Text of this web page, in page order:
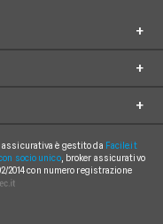
assicurativa è gestito da Facile.it
socio unico, broker assicurativo
2014 con numero registrazione